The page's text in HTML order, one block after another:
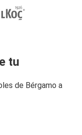
tu
de Bérgamo a